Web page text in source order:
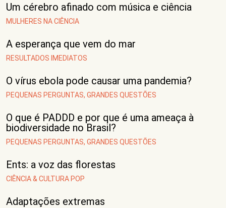
Um cérebro afinado com música e ciência
MULHERES NA CIÊNCIA
A esperança que vem do mar
RESULTADOS IMEDIATOS
O vírus ebola pode causar uma pandemia?
PEQUENAS PERGUNTAS, GRANDES QUESTÕES
O que é PADDD e por que é uma ameaça à
biodiversidade no Brasil?
PEQUENAS PERGUNTAS, GRANDES QUESTÕES
Ents: a voz das florestas
CIÊNCIA & CULTURA POP
Adaptações extremas